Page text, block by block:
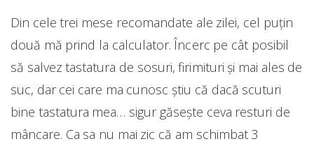
Din cele trei mese recomandate ale zilei, cel puțin
două mă prind la calculator. Încerc pe cât posibil
să salvez tastatura de sosuri, firimituri și mai ales de
suc, dar cei care ma cunosc știu că dacă scuturi
bine tastatura mea… sigur găsește ceva resturi de
mâncare. Ca sa nu mai zic că am schimbat 3